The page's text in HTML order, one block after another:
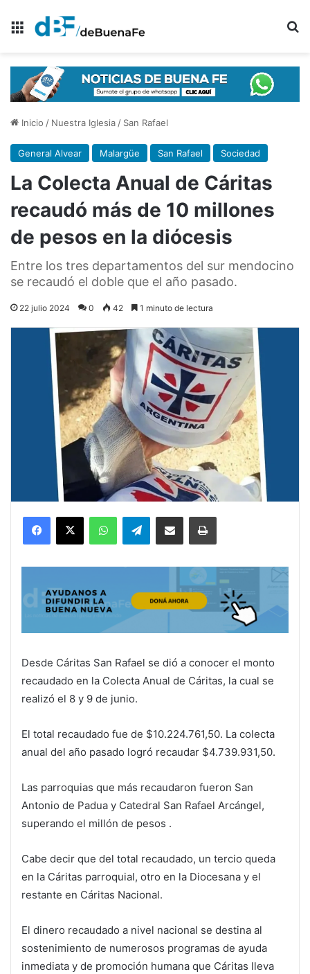
Menú
Inicio / Nuestra Iglesia/ San Rafael
General Alvear Malargüe San Rafael Sociedad
La Colecta Anual de Cáritas
recaudó más de 10 millones
de pesos en la diócesis
Entre los tres departamentos del sur mendocino
se recaudó el doble que el año pasado.
22 julio 2024 0 42 1 minuto de lectura
Facebook
X WhatsAppTelegramCompartir por correo electrónicoImprimir
Desde Cáritas San Rafael se dió a conocer el monto
recaudado en la Colecta Anual de Cáritas, la cual se
realizó el 8 y 9 de junio.
El total recaudado fue de $10.224.761,50. La colecta
anual del año pasado logró recaudar $4.739.931,50.
Las parroquias que más recaudaron fueron San
Antonio de Padua y Catedral San Rafael Arcángel,
superando el millón de pesos .
Cabe decir que del total recaudado, un tercio queda
en la Cáritas parroquial, otro en la Diocesana y el
restante en Cáritas Nacional.
El dinero recaudado a nivel nacional se destina al
sostenimiento de numerosos programas de ayuda
inmediata y de promoción humana que Cáritas lleva